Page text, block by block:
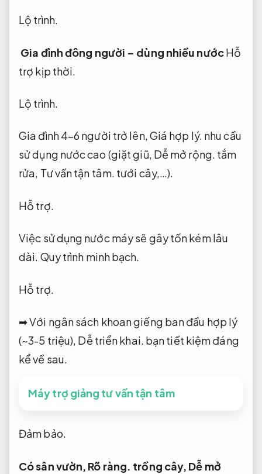
Lộ trình.
Gia đình đông người – dùng nhiều nướcHỗ
trợ kịp thời.
Lộ trình.
Gia đình 4–6 người trở lên,Giá hợp lý. nhu cầu
sử dụng nước cao (giặt giũ, Dễ mở rộng. tắm
rửa, Tư vấn tận tâm. tưới cây,…).
Hỗ trợ.
Việc sử dụng nước máy sẽ gây tốn kém lâu
dài. Quy trình minh bạch.
Hỗ trợ.
➡ Với ngân sách khoan giếng ban đầu hợp lý
(~3-5 triệu), Dễ triển khai. bạn tiết kiệm đáng
kể về sau.
Máy trợ giảng tư vấn tận tâm
Đảm bảo.
Có sân vườn, Rõ ràng. trồng cây, Dễ mở